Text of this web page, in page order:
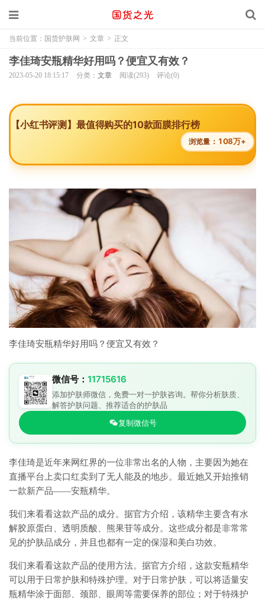
当前位置： 国货护肤网 > 文章 > 正文
李佳琦安瓶精华好用吗？便宜又有效？
2023-05-20 18:15:17 分类： 文章 阅读(293) 评论(0)
【小红书评测】最值得购买的10款面膜排行榜
浏览量： 108万+
李佳琦安瓶精华好用吗？便宜又有效？
微信号： 11715616
添加护肤师微信，免费一对一护肤咨询。帮你分析肤质、
解答护肤问题、推荐适合的护肤品
复制微信号
李佳琦是近年来网红界的一位非常出名的人物，主要因为她在
直播平台上卖口红卖到了无人能及的地步。最近她又开始推销
一款新产品——安瓶精华。
我们来看看这款产品的成分。据官方介绍，该精华主要含有水
解胶原蛋白、透明质酸、熊果苷等成分。这些成分都是非常常
见的护肤品成分，并且也都有一定的保湿和美白功效。
我们来看看这款产品的使用方法。据官方介绍，这款安瓶精华
可以用于日常护肤和特殊护理。对于日常护肤，可以将适量安
瓶精华涂于面部、颈部、眼周等需要保养的部位；对于特殊护